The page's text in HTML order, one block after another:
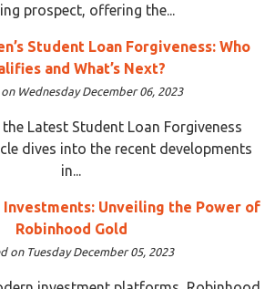
prospect, offering the...
Student Loan Forgiveness: Who
and What’s Next?
Wednesday December 06, 2023
Latest Student Loan Forgiveness
dives into the recent developments
in...
Investments: Unveiling the Power of
Robinhood Gold
on Tuesday December 05, 2023